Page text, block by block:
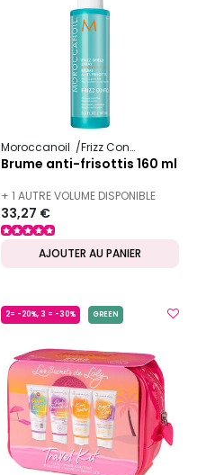
Moroccanoil Frizz Control
Brume anti-frisottis 160 ml
+ 1 AUTRE VOLUME DISPONIBLE
33,27 €
AJOUTER AU PANIER
2= -20%, 3 = -30% GREEN